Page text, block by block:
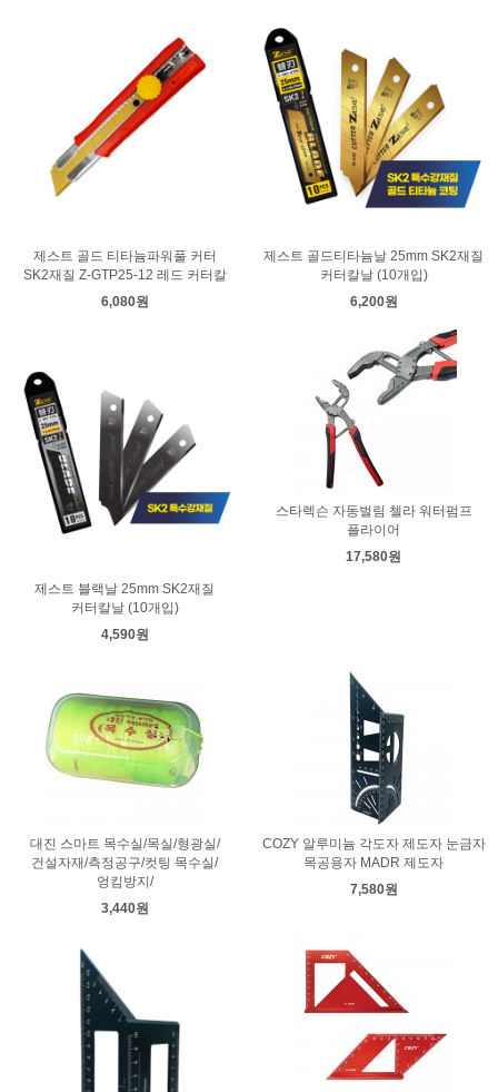
제스트 골드 티타늄파워풀 커터
SK2재질 Z-GTP25-12 레드 커터칼
6,080원
제스트 골드티타늄날 25mm SK2재질
커터칼날 (10개입)
6,200원
제스트 블랙날 25mm SK2재질
커터칼날 (10개입)
4,590원
스타렉슨 자동벌림 첼라 워터펌프
플라이어
17,580원
대진 스마트 목수실/목실/형광실/
건설자재/측정공구/컷팅 목수실/
엉킴방지/
3,440원
COZY 알루미늄 각도자 제도자 눈금자
목공용자 MADR 제도자
7,580원